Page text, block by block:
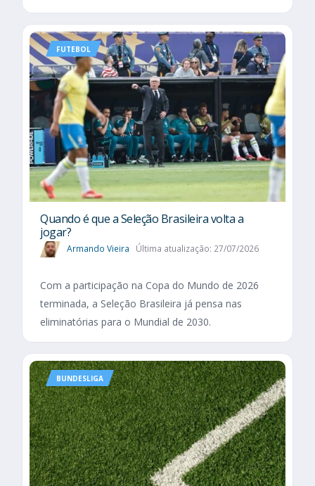
FUTEBOL
Quando é que a Seleção Brasileira volta a
jogar?
Armando Vieira Última atualização: 27/07/2026
Com a participação na Copa do Mundo de 2026
terminada, a Seleção Brasileira já pensa nas
eliminatórias para o Mundial de 2030.
BUNDESLIGA